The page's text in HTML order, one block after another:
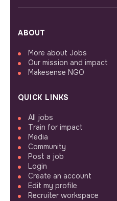
ABOUT
More about Jobs
Our mission and impact
Makesense NGO
QUICK LINKS
All jobs
Train for impact
Media
Community
Post a job
Login
Create an account
Edit my profile
Recruiter workspace